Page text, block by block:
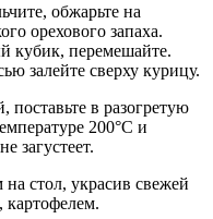
обжарьте на
орехового запаха.
кубик, перемешайте.
залейте сверху курицу.
в разогретую
200°C и
загустеет.
стол, украсив свежей